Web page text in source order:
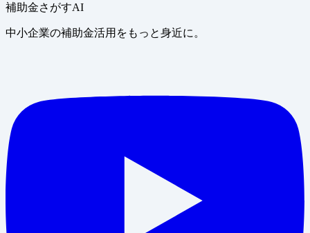
補助金さがすAI
中小企業の補助金活用をもっと身近に。